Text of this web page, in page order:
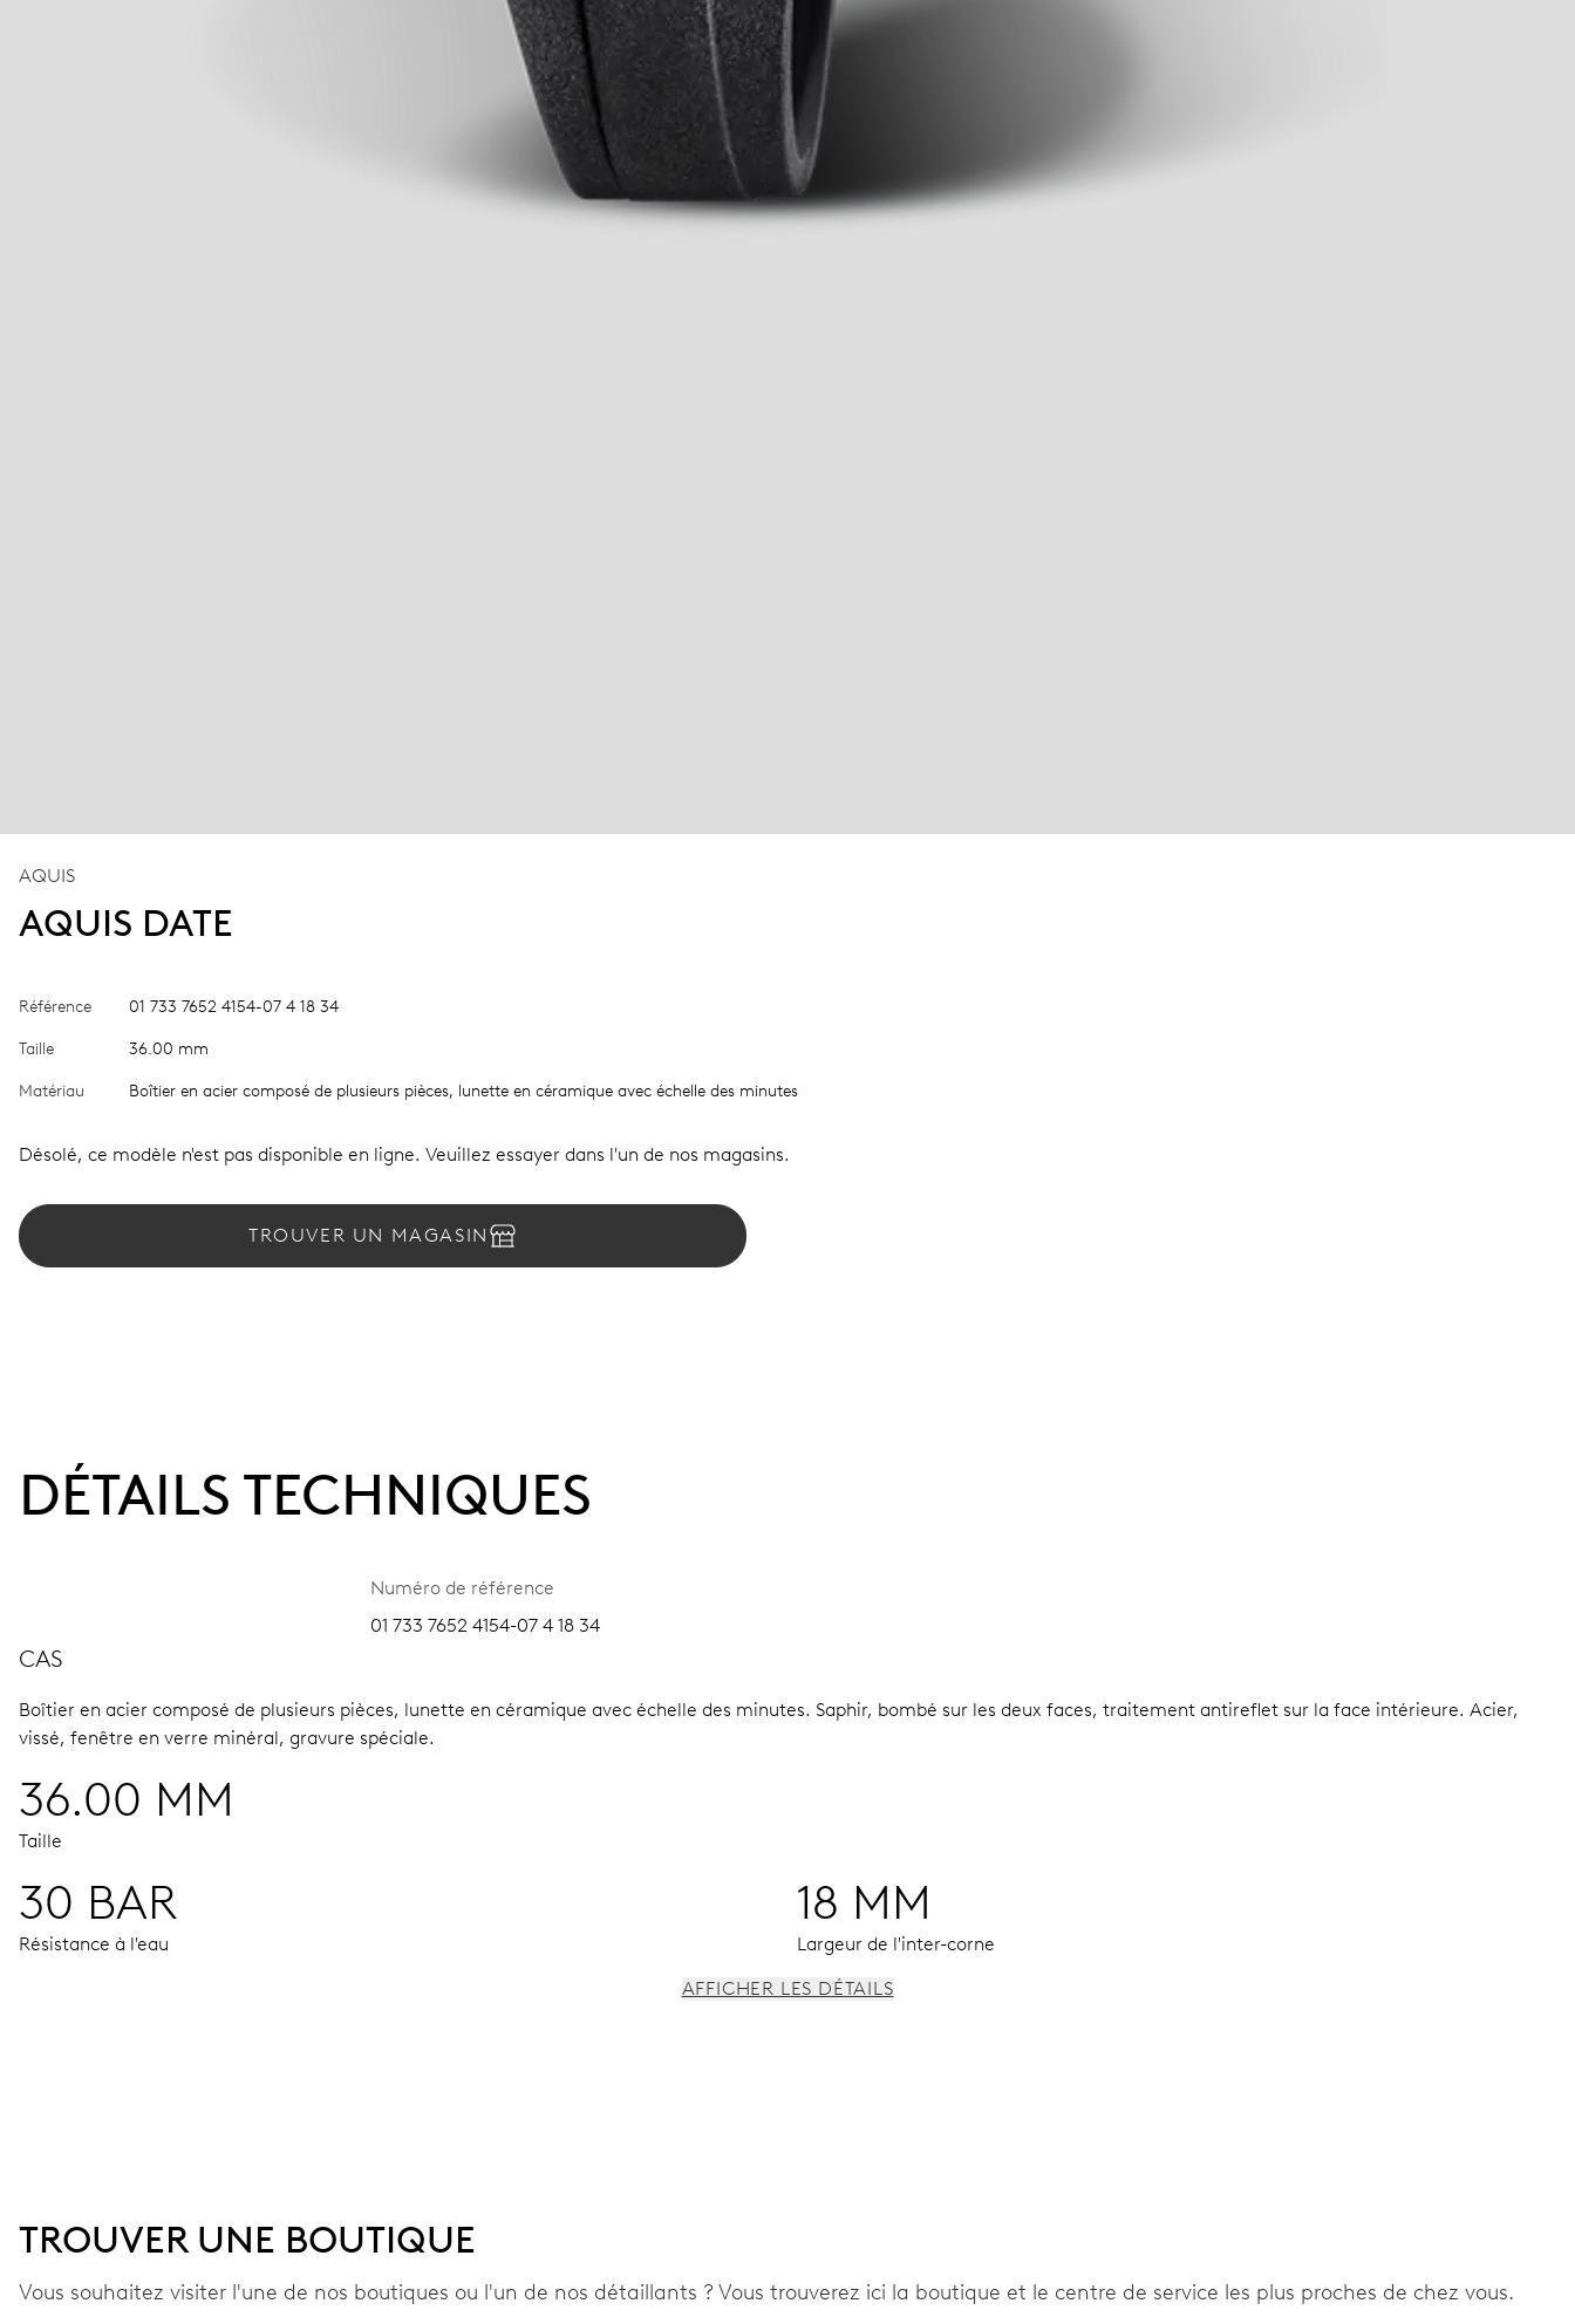
AQUIS
AQUIS DATE
Référence 01 733 7652 4154-07 4 18 34
Taille 36.00 mm
Matériau Boîtier en acier composé de plusieurs pièces, lunette en céramique avec échelle des minutes
Désolé, ce modèle n'est pas disponible en ligne. Veuillez essayer dans l'un de nos magasins.
TROUVER UN MAGASIN
DÉTAILS TECHNIQUES
Numéro de référence
01 733 7652 4154-07 4 18 34
CAS
Boîtier en acier composé de plusieurs pièces, lunette en céramique avec échelle des minutes. Saphir, bombé sur les deux faces, traitement antireflet sur la face intérieure. Acier,
vissé, fenêtre en verre minéral, gravure spéciale.
36.00 MM
Taille
30 BAR
Résistance à l'eau
18 MM
Largeur de l'inter-corne
Réserve de marche
CALIBRE
AFFICHER LES DÉTAILS
TROUVER UNE BOUTIQUE
Vous souhaitez visiter l'une de nos boutiques ou l'un de nos détaillants ? Vous trouverez ici la boutique et le centre de service les plus proches de chez vous.